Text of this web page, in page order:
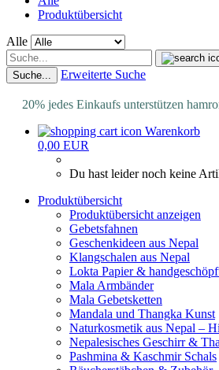
Produktübersicht
Alle
Suche... Erweiterte Suche
20% jedes Einkaufs unterstützen
Warenkorb
0,00 EUR
Du hast leider noch keine
Produktübersicht
Produktübersicht anzeigen
Gebetsfahnen
Geschenkideen aus Nepal
Klangschalen aus Nepal
Lokta Papier &
Mala Armbänder
Mala Gebetsketten
Mandala und Thangka Kunst
Naturkosmetik aus Nepal –
Nepalesisches Geschirr &
Pashmina & Kaschmir Schals